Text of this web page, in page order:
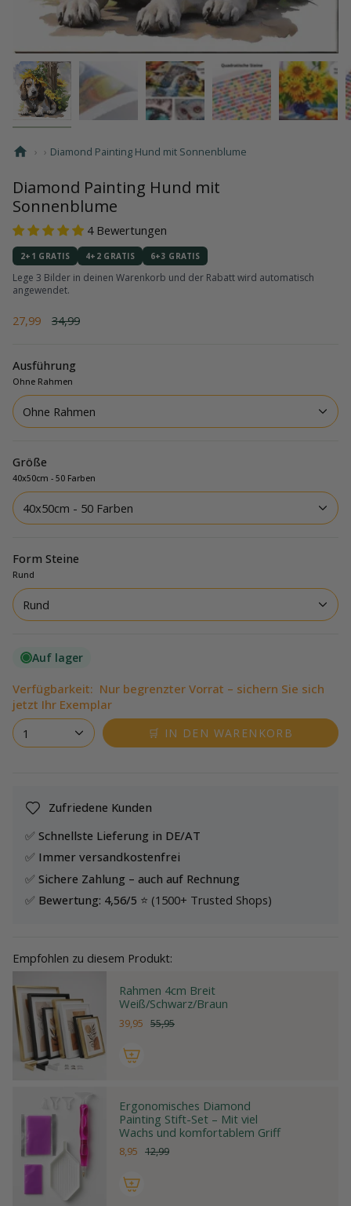
› › Diamond Painting Hund mit Sonnenblume
Diamond Painting Hund mit
Sonnenblume
4 Bewertungen
2+1 GRATIS 4+2 GRATIS 6+3 GRATIS
Lege 3 Bilder in deinen Warenkorb und der Rabatt wird automatisch
angewendet.
27,99
Regulärer
34,99
Ausführung
Ohne Rahmen
Ohne Rahmen
Größe
40x50cm - 50 Farben
40x50cm - 50 Farben
Form Steine
Rund
Rund
Auf lager
Verfügbarkeit: Nur begrenzter Vorrat – sichern Sie sich
jetzt Ihr Exemplar
1
🛒 IN DEN WARENKORB
Zufriedene Kunden
✅ Schnellste Lieferung in DE/AT
✅ Immer versandkostenfrei
✅ Sichere Zahlung – auch auf Rechnung
✅ Bewertung: 4,56/5 ⭐ (1500+ Trusted Shops)
Empfohlen zu diesem Produkt:
Rahmen 4cm Breit
Weiß/Schwarz/Braun
39,95 55,95
Ergonomisches Diamond
Painting Stift-Set – Mit viel
Wachs und komfortablem Griff
8,95 12,99